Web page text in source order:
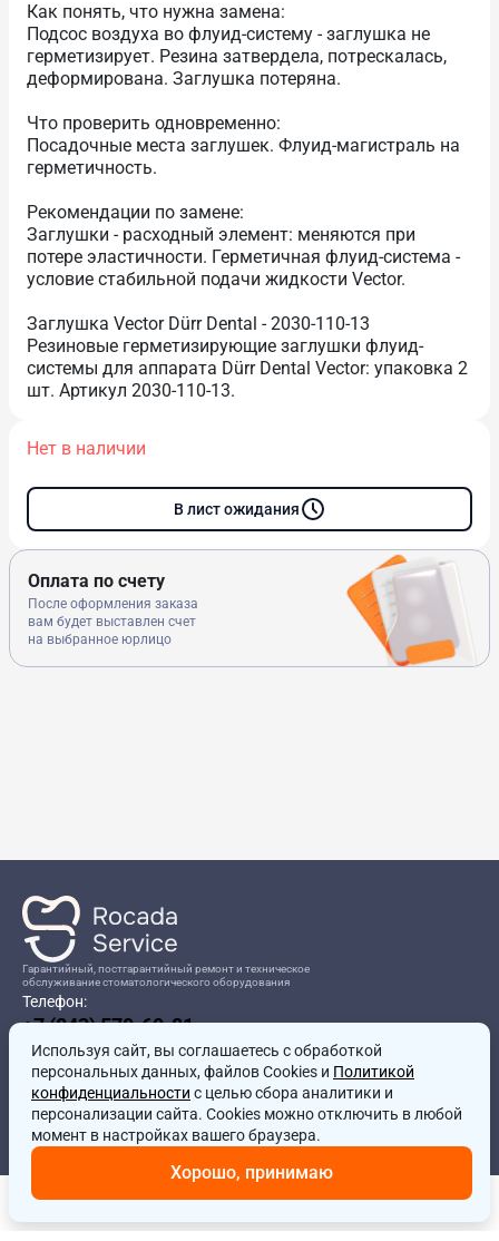
Как понять, что нужна замена:
Подсос воздуха во флуид-систему - заглушка не
герметизирует. Резина затвердела, потрескалась,
деформирована. Заглушка потеряна.
Что проверить одновременно:
Посадочные места заглушек. Флуид-магистраль на
герметичность.
Рекомендации по замене:
Заглушки - расходный элемент: меняются при
потере эластичности. Герметичная флуид-система -
условие стабильной подачи жидкости Vector.
Заглушка Vector Dürr Dental - 2030-110-13
Резиновые герметизирующие заглушки флуид-
системы для аппарата Dürr Dental Vector: упаковка 2
шт. Артикул 2030-110-13.
Нет в наличии
В лист ожидания
Оплата по счету
После оформления заказа
вам будет выставлен счет
на выбранное юрлицо
Гарантийный, постгарантийный ремонт и техническое
обслуживание стоматологического оборудования
Телефон:
+7 (843) 570-60-81
Режим работы:8:00-17:00
Адрес:
г.Казань, ул.Проспект Победы, д.204в
Почта:
service@rocadamed.ru
Другие проекты
Интерактивный сервис для стоматологов
Используя сайт, вы соглашаетесь с обработкой
персональных данных, файлов Cookies и Политикой
конфиденциальности с целью сбора аналитики и
персонализации сайта. Cookies можно отключить в любой
момент в настройках вашего браузера.
Хорошо, принимаю